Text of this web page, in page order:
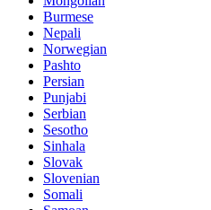
Burmese
Nepali
Norwegian
Pashto
Persian
Punjabi
Serbian
Sesotho
Sinhala
Slovak
Slovenian
Somali